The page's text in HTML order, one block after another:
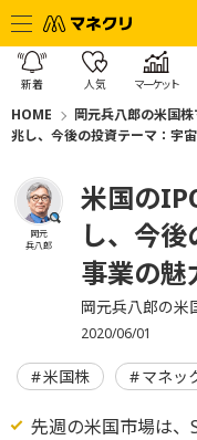
新着 人気 マーケット
HOME 岡元兵八郎の米国
兆し、今後の投資テーマ：宇
岡元
兵八郎
米国の
し、今
事業の魅
岡元兵八郎の米
2020/06/01
米国株 マネッ
先週の米国市場は